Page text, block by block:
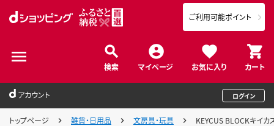
検索 マイページ お気に入り カート
ご利用可能ポイント
アカウント ログイン
トップページ 雑貨・日用品 文房具・玩具 KEYCUS BLOCKキイ